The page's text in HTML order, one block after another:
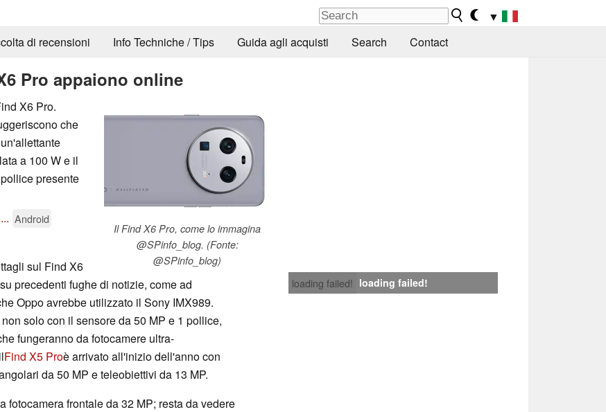
▼
di recensioni Info Techniche / Tips Guida agli acquisti Search Contact
Pro appaiono online
Il Find X6 Pro, come lo immagina
@SPinfo_blog. (Fonte:
@SPinfo_blog)
X6 Pro.
che
a 100 W e il
presente
... Android
loading failed! loading failed!
sul Find X6
precedenti fughe di notizie, come ad
Oppo avrebbe utilizzato il Sony IMX989.
solo con il sensore da 50 MP e 1 pollice,
fungeranno da fotocamere ultra-
Find X5 Proè arrivato all'inizio dell'anno con
da 50 MP e teleobiettivi da 13 MP.
fotocamera frontale da 32 MP; resta da vedere